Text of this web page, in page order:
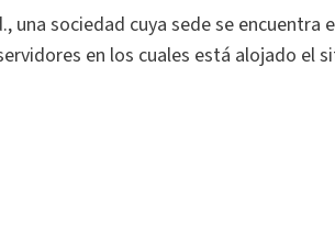
sociedad cuya sede se encuentra
en los cuales está alojado el